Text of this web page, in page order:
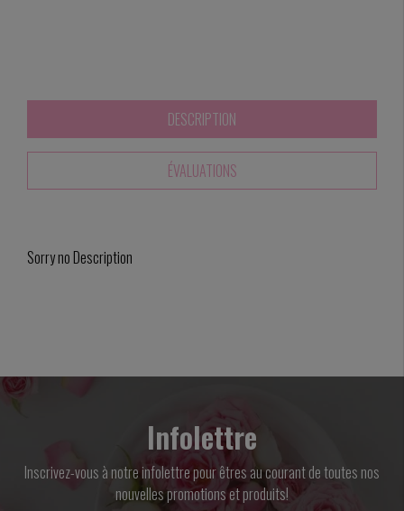
DESCRIPTION
ÉVALUATIONS
Sorry no Description
Infolettre
Inscrivez-vous à notre infolettre pour êtres au courant de toutes nos
nouvelles promotions et produits!